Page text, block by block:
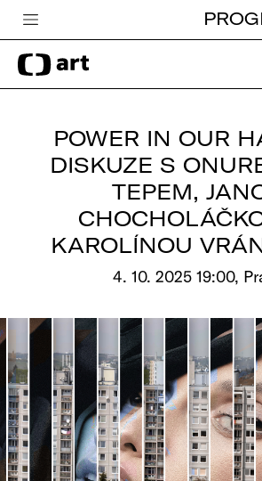
Česká televize
Zpravodajství
iVysílání
POWER IN OUR
DISKUZE S
TEPEM,
KAROLÍNOU
4. 10. 2025 19:00,